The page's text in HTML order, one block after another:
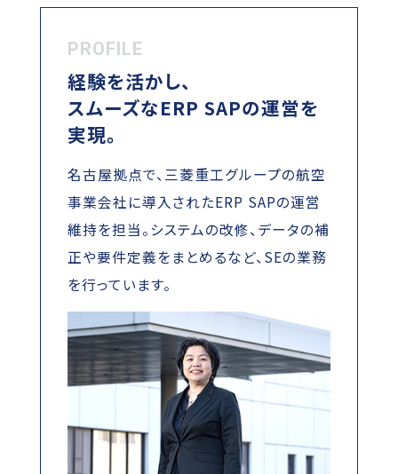
PROFILE
経験を活かし、
スムーズなERP SAPの運営を
実現。
名古屋拠点で、三菱重工グループの航空
事業会社に導入されたERP SAPの運営
維持を担当。システムの改修、データの補
正や要件定義をまとめるなど、SEの業務
を行っています。